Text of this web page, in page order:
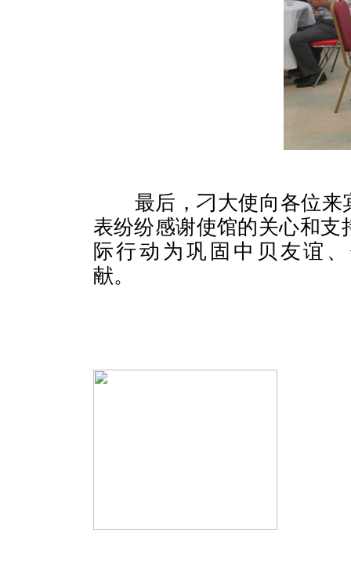
最后，刁大使向各位
表纷纷感谢使馆的关心和
际行动为巩固中贝友谊
献。